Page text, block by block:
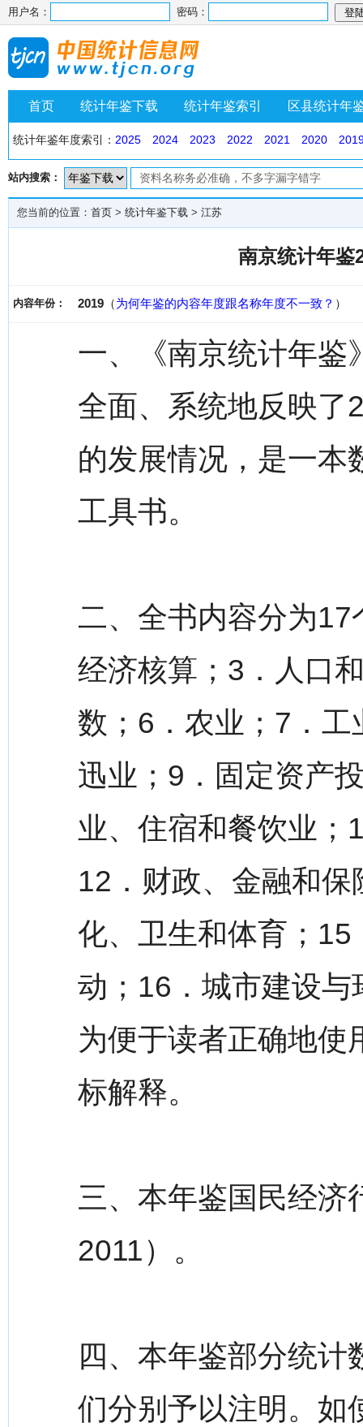
用户名： 密码：
首页 统计年鉴下载 统计年鉴索引 区县统计年
统计年鉴年度索引： 2025 2024 2023 2022 2021 2020
站内搜索：
您当前的位置： 首页 > 统计年鉴下载 > 江苏
南京统计年鉴
内容年份： 2019 （为何年鉴的内容年度跟名称年度不一致？ ）
一、《南京统计年鉴
全面、系统地反映了
的发展情况，是一本
工具书。
二、全书内容分为
经济核算；3．人口
数；6．农业；7．
迅业；9．固定资产
业、住宿和餐饮业；
12．财政、金融和
化、卫生和体育；
动；16．城市建设
为便于读者正确地使
标解释。
三、本年鉴国民经济
2011）。
四、本年鉴部分统
们分别予以注明。如